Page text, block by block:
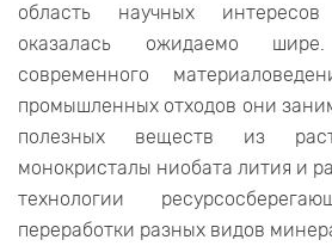
область научных
оказалась ожидаемо
современного
промышленных отходов они
полезных веществ из
монокристалы ниобата лития и
технологии
переработки разных видов